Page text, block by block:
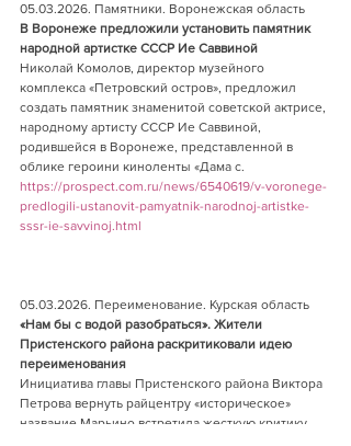
05.03.2026. Памятники. Воронежская область
В Воронеже предложили установить памятник
народной артистке СССР Ие Саввиной
Николай Комолов, директор музейного
комплекса «Петровский остров», предложил
создать памятник знаменитой советской актрисе,
народному артисту СССР Ие Саввиной,
родившейся в Воронеже, представленной в
облике героини киноленты «Дама с.
https://prospect.com.ru/news/6540619/v-voronege-
predlogili-ustanovit-pamyatnik-narodnoj-artistke-
sssr-ie-savvinoj.html
05.03.2026. Переименование. Курская область
«Нам бы с водой разобраться». Жители
Пристенского района раскритиковали идею
переименования
Инициатива главы Пристенского района Виктора
Петрова вернуть райцентру «историческое»
название Марьино встретила жесткую критику